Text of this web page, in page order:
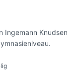
Ingemann Knudsen